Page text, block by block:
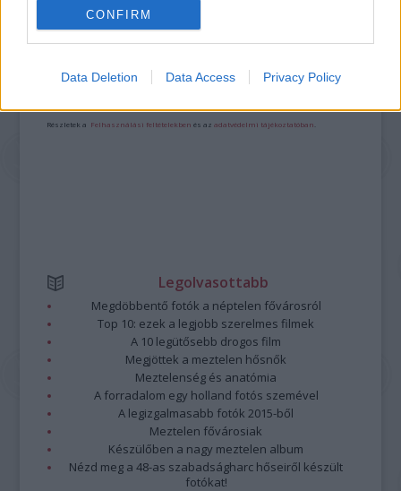
CONFIRM
Data Deletion Data Access Privacy Policy
A bejegyzés trackback címe:
https://kulturpart.hu/api/trackback/id/7919034
Kommentek:
szolgáltatás technikai
üzemeltetője semmilyen felelősséget
Részletek a Felhasználási feltételekben és azadatvédelmi tájékoztatóban
Legolvasottabb
Megdöbbentő fotók a néptelen fővárosról
Top 10: ezek a legjobb szerelmes filmek
A 10 legütősebb drogos film
Megjöttek a meztelen hősnők
Meztelenség és anatómia
A forradalom egy holland fotós szemével
A legizgalmasabb fotók 2015-ből
Meztelen fővárosiak
Készülőben a nagy meztelen album
Nézd meg a 48-as szabadságharc hőseiről készült
fotókat!